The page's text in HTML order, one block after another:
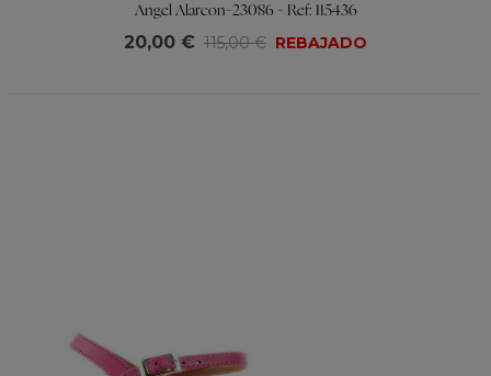
Angel Alarcon-23086 - Ref: 115436
20,00 € 115,00 € REBAJADO